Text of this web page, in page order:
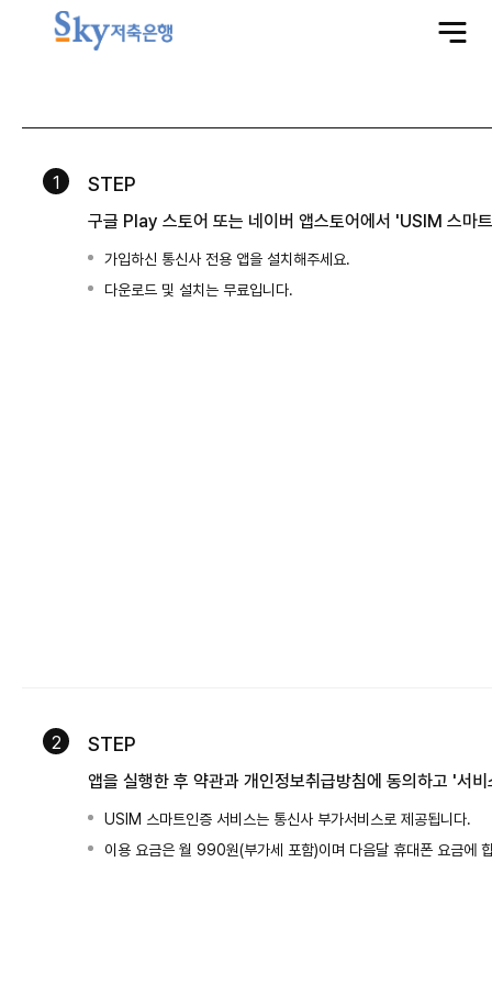
전
체
1 STEP
구글 Play 스토어 또는 네이버 앱스토어에서 'USIM 스마
가입하신 통신사 전용 앱을 설치해주세요.
다운로드 및 설치는 무료입니다.
2 STEP
앱을 실행한 후 약관과 개인정보취급방침에 동의하고 '서
USIM 스마트인증 서비스는 통신사 부가서비스로 제공됩니다.
이용 요금은 월 990원(부가세 포함)이며 다음달 휴대폰 요금에